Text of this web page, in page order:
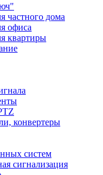
частного дома
офиса
квартиры
конвертеры
систем
сигнализация